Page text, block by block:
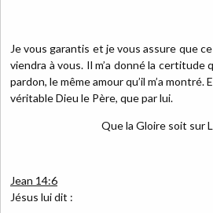
Je vous garantis et je vous assure que
viendra à vous. Il m’a donné la certitude
pardon, le même amour qu’il m’a montré.
véritable Dieu le Père, que par lui.
Que la Gloire soit sur
Jean 14:6
Jésus lui dit :